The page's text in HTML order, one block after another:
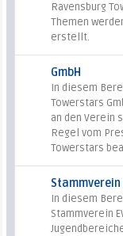
Ravensburg
Themen
erstellt.
GmbH
In diesem
Towerstars
an den Verein
Regel vom
Towerstars
Stammverein
In diesem
Stammverein